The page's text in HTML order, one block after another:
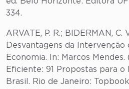
334.
ARVATE, P. R.; BIDERMAN, C.
Desvantagens da Intervenção
Economia. In: Marcos
Eficiente: 91 Propostas para
Brasil. Rio de Janeiro: